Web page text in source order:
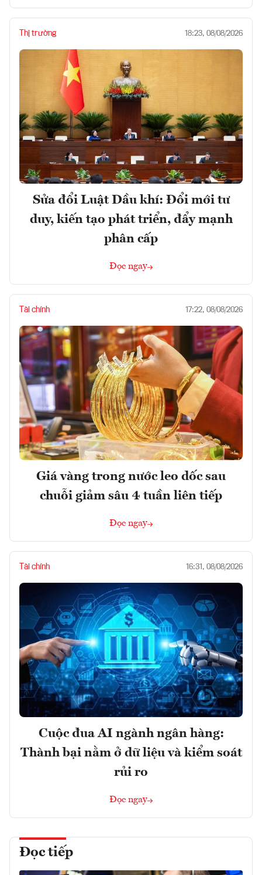
Thị trường 18:23, 08/08/2026
Sửa đổi Luật Dầu khí: Đổi mới tư
duy, kiến tạo phát triển, đẩy mạnh
phân cấp
Đọc ngay
Tài chính 17:22, 08/08/2026
Giá vàng trong nước leo dốc sau
chuỗi giảm sâu 4 tuần liên tiếp
Đọc ngay
Tài chính 16:31, 08/08/2026
Cuộc đua AI ngành ngân hàng:
Thành bại nằm ở dữ liệu và kiểm soát
rủi ro
Đọc ngay
Đọc tiếp